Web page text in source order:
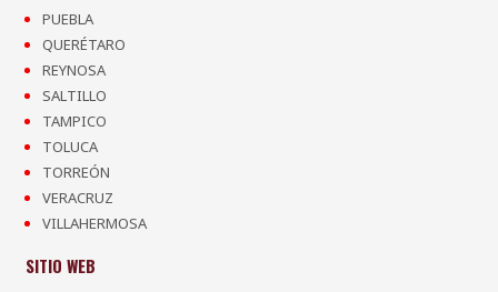
PUEBLA
QUERÉTARO
REYNOSA
SALTILLO
TAMPICO
TOLUCA
TORREÓN
VERACRUZ
VILLAHERMOSA
SITIO WEB